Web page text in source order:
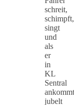
schreit,
schimpft,
singt
und
als
er
in
KL
Sentral
ankommt
jubelt